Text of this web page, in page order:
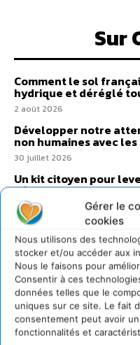
Gérer le
cookies
Nous utilisons des
stocker et/ou accéder aux
Nous le faisons pour
Consentir à ces
données telles que le
uniques sur ce site. Le fait
consentement peut avoir
fonctionnalités et
Sur
Comment le sol
hydrique et déréglé
2 août 2026
Développer notre
non humaines avec
30 juillet 2026
Un kit citoyen pour
développement des
villes
29 juillet 2026
L’éco-anxiété informe
28 juillet 2026
7 indicateurs pour des
adaptées au
27 juillet 2026